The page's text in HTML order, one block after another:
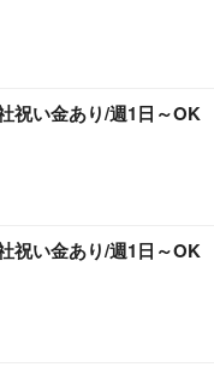
祝い金あり/週1日～OK
祝い金あり/週1日～OK